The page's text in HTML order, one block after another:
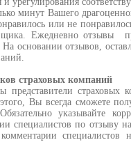
минут Вашего
или не
Ежедневно отзывы
основании отзывов,
страховых компаний
представители
Вы всегда сможете
указывайте
специалистов по отзыву
специалистов